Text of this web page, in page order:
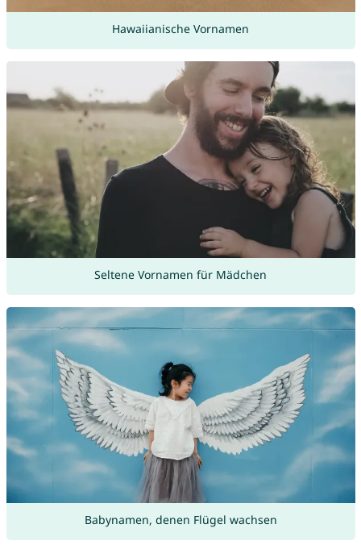
Hawaiianische Vornamen
Seltene Vornamen für Mädchen
Babynamen, denen Flügel wachsen